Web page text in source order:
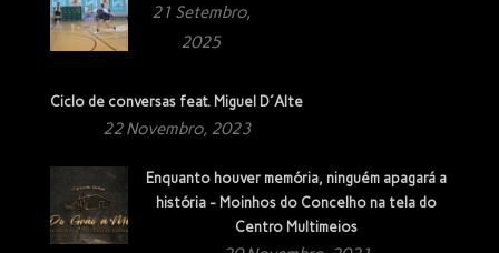
21 Setembro,
2025
Ciclo de conversas feat. Miguel D´Alte
22 Novembro, 2023
Enquanto houver memória, ninguém apagará a
história - Moinhos do Concelho na tela do
Centro Multimeios